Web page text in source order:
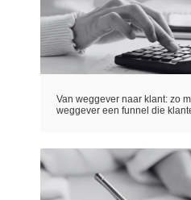
Van weggever naar klant: zo
weggever een funnel die